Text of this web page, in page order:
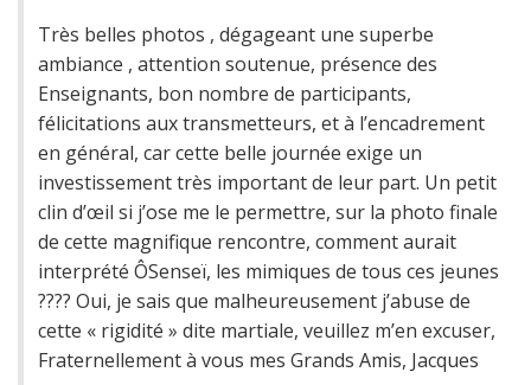
Très belles photos , dégageant une superbe
ambiance , attention soutenue, présence des
Enseignants, bon nombre de participants,
félicitations aux transmetteurs, et à l’encadrement
en général, car cette belle journée exige un
investissement très important de leur part. Un petit
clin d’œil si j’ose me le permettre, sur la photo finale
de cette magnifique rencontre, comment aurait
interprété ÔSenseï, les mimiques de tous ces jeunes
???? Oui, je sais que malheureusement j’abuse de
cette « rigidité » dite martiale, veuillez m’en excuser,
Fraternellement à vous mes Grands Amis, Jacques